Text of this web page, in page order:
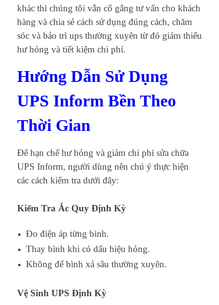
khác thì chúng tôi vẫn cố gắng tư vấn cho khách
hàng và chia sẻ cách sử dụng đúng cách, chăm
sóc và bảo trì ups thường xuyên từ đó giảm thiểu
hư hỏng và tiết kiệm chi phí.
Hướng Dẫn Sử Dụng
UPS Inform Bền Theo
Thời Gian
Để hạn chế hư hỏng và giảm chi phí sửa chữa
UPS Inform, người dùng nên chú ý thực hiện
các cách kiểm tra dưới đây:
Kiểm Tra Ắc Quy Định Kỳ
Đo điện áp từng bình.
Thay bình khi có dấu hiệu hỏng.
Không để bình xả sâu thường xuyên.
Vệ Sinh UPS Định Kỳ